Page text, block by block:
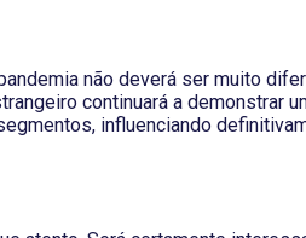
não deverá ser muito
continuará a demonstrar
influenciando